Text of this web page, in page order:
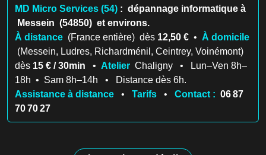
MD Micro Services (54) : dépannage informatique à
Messein (54850) et environs.
À distance (France entière) dès 12,50 € • À domicile
(Messein, Ludres, Richardménil, Ceintrey, Voinémont)
dès 15 € / 30min • Atelier Chaligny • Lun–Ven 8h–
18h • Sam 8h–14h • Distance dès 6h.
Assistance à distance • Tarifs • Contact : 06 87
70 70 27